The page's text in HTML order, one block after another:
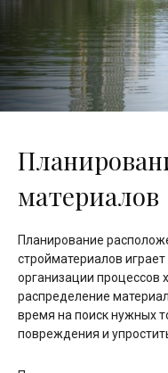
материалов
Планирование
стройматериалов
организации процессов
распределение
время на поиск нужных
повреждения и